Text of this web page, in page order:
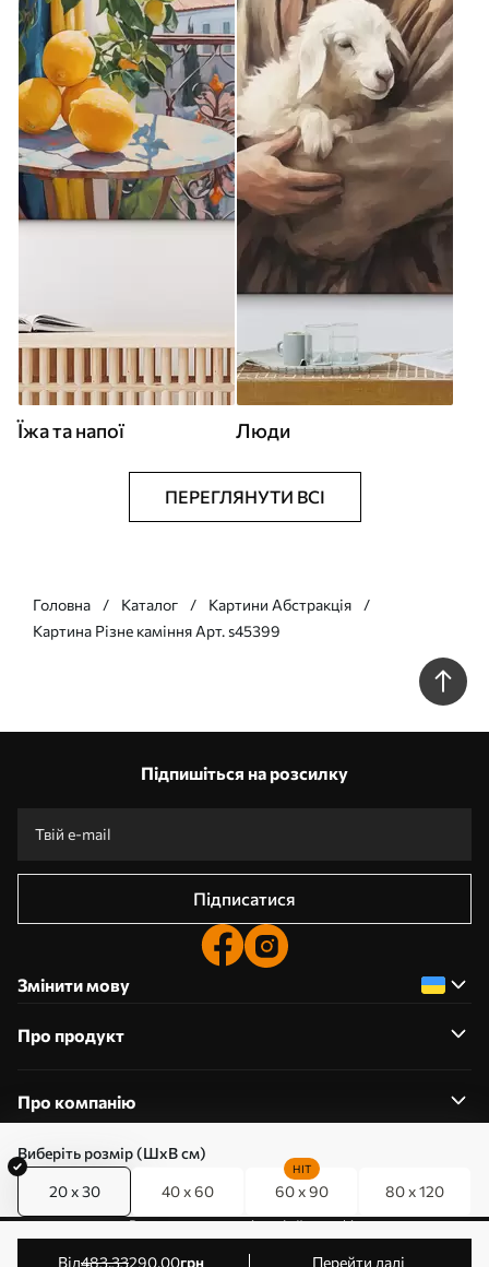
Виберіть розмір (ШхВ см)
20 x 30 40 x 60 60 x 90
HIT
80 x 120
від483.33290.00грн Перейти далі
Їжа та напої Люди
ПЕРЕГЛЯНУТИ ВСІ
Головна Каталог
Картини Абстракція
Картина Різне каміння Арт. s45399
Підпишіться на розсилку
Підписатися
Змінити мову
Про продукт
Про компанію
0800357223
Редагування дозволів на файли cookie
© 2011-2026 Art-holst. Усі права захищені. Власник: